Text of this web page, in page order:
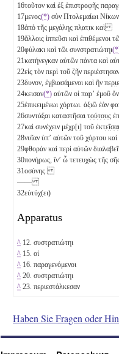
16τοῦτον καὶ ἐξ ἐπιστροφῆς
17μενος(*) σὺν Πτολεμαίωι
18ἀπὸ τῆς μ̣ε̣γ̣ά̣λης πλ̣ατ̣ικ καὶ
19ἄλλοις ἱππεῦσι καὶ ἐπιθέμενοι
20φύλακι καὶ τῶι συνστρατιώτηι
21κατήνεγκαν αὐτῶν πάντα καὶ
22εἰς τὸν περὶ τοῦ ζῆν
23δυνον, ἐγβιασάμενοι καὶ ἣν
24κεισαν(*) αὑτῶν οἱ παρʼ ἐμοῦ
25ἐπικειμένωι χόρτωι. ἀξιῶ ἐὰν
26συντάξαι καταστῆσαι τ̣ο̣ύ̣τ̣ο̣υ̣ς
27καὶ συνέχειν μέχρ[ι] τοῦ
28νυῖαν ὑπʼ αὐτῶν τοῦ χόρτου
29φθορὰν καὶ περὶ αὐτῶν
30πονήρως, ἵνʼ ὦ τετευχὼς τῆς
31οσύνης.
——
32εὐτύχ(ει)
Apparatus
^ 12. συστρατιώτηι
^ 15. οἱ
^ 16. παραγενόμενοι
^ 20. συστρατιώτηι
^ 23. περιεστάλκεσαν
Haben Sie Fragen oder